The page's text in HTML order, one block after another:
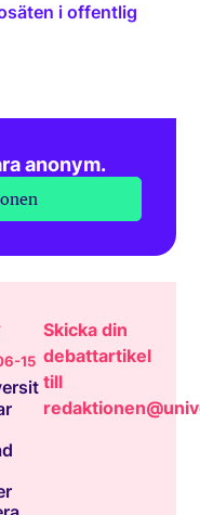
i offentlig
anonym.
15
Skicka din
debattartikel
till